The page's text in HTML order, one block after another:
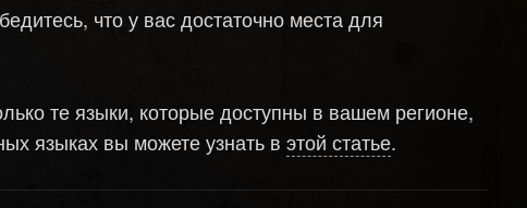
что у вас достаточно места для
те языки, которые доступны в вашем регионе,
языках вы можете узнать вэтой статье.